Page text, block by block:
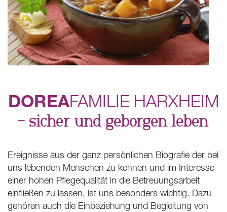
DOREAFAMILIE HARXHEIM
– sicher und geborgen leben
Ereignisse aus der ganz persönlichen Biografie der bei
uns lebenden Menschen zu kennen und im Interesse
einer hohen Pflegequalität in die Betreuungsarbeit
einfließen zu lassen, ist uns besonders wichtig. Dazu
gehören auch die Einbeziehung und Begleitung von